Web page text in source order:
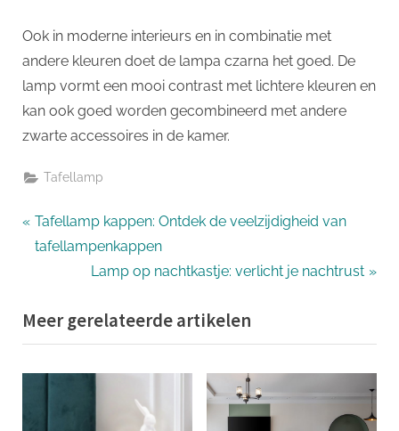
Ook in moderne interieurs en in combinatie met
andere kleuren doet de lampa czarna het goed. De
lamp vormt een mooi contrast met lichtere kleuren en
kan ook goed worden gecombineerd met andere
zwarte accessoires in de kamer.
Tafellamp
Bericht
navigatie
P
r
o
u
Tafellamp kappen: Ontdek de veelzijdigheid van
tafellampenkappen
N
x
t
P
Lamp op nachtkastje: verlicht je nachtrust
Meer gerelateerde artikelen